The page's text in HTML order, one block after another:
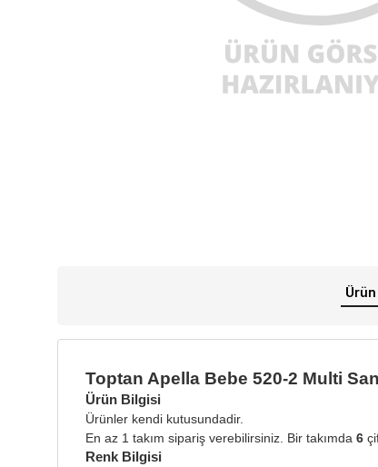
Ürün
Toptan Apella Bebe 520-2 Multi
Ürün Bilgisi
Ürünler kendi kutusundadir.
En az 1 takım sipariş verebilirsiniz. Bir takımda 6
Renk Bilgisi